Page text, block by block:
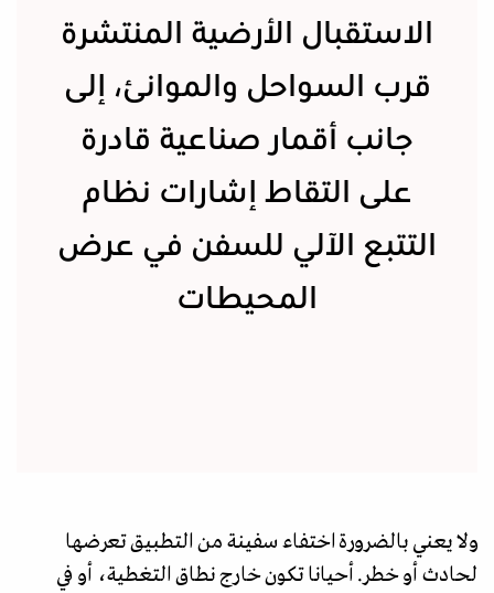
الاستقبال الأرضية المنتشرة
قرب السواحل والموانئ، إلى
جانب أقمار صناعية قادرة
على التقاط إشارات نظام
التتبع الآلي للسفن في عرض
المحيطات
ولا يعني بالضرورة اختفاء سفينة من التطبيق تعرضها
لحادث أو خطر. أحيانا تكون خارج نطاق التغطية، أو في